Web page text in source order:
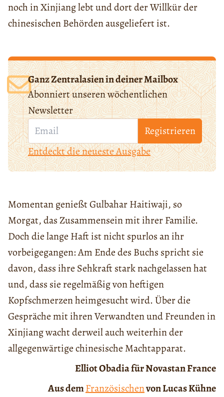
noch in Xinjiang lebt und dort der Willkür der
chinesischen Behörden ausgeliefert ist.
Ganz Zentralasien in deiner Mailbox
Abonniert unseren wöchentlichen
Newsletter
Registrieren
Entdeckt die neueste Ausgabe
Momentan genießt Gulbahar Haitiwaji, so
Morgat, das Zusammensein mit ihrer Familie.
Doch die lange Haft ist nicht spurlos an ihr
vorbeigegangen: Am Ende des Buchs spricht sie
davon, dass ihre Sehkraft stark nachgelassen hat
und, dass sie regelmäßig von heftigen
Kopfschmerzen heimgesucht wird. Über die
Gespräche mit ihren Verwandten und Freunden in
Xinjiang wacht derweil auch weiterhin der
allgegenwärtige chinesische Machtapparat.
Elliot Obadia für Novastan France
Aus demFranzösischenvon Lucas Kühne